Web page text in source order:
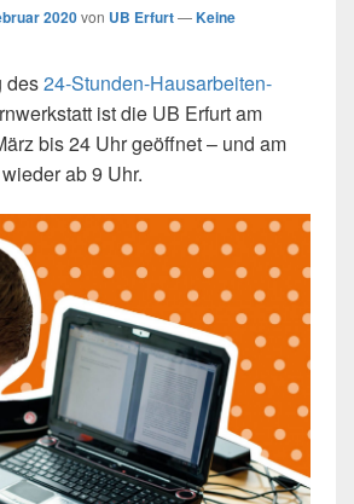
2020von UB Erfurt—Keine
des24-Stunden-Hausarbeiten-
ist die UB Erfurt am
bis 24 Uhr geöffnet – und am
ab 9 Uhr.